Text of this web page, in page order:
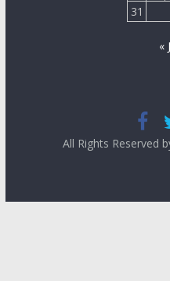
31
«
All Rights Reserved